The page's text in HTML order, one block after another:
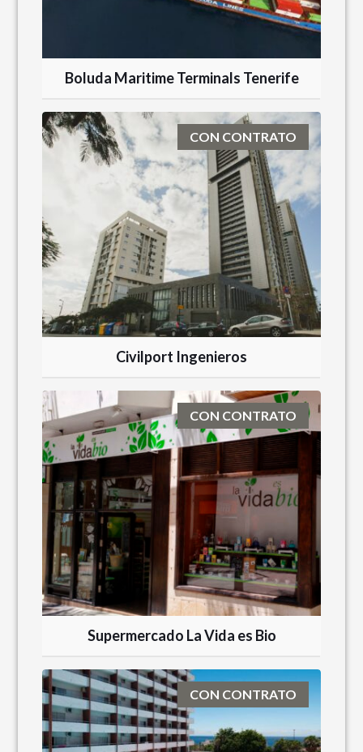
Boluda Maritime Terminals Tenerife
CON CONTRATO
Civilport Ingenieros
CON CONTRATO
Supermercado La Vida es Bio
CON CONTRATO